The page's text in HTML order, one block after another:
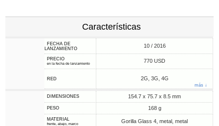
Características
FECHA DE
LANZAMIENTO
10 / 2016
PRECIO
en la fecha de lanzamiento 770 USD
RED 2G, 3G, 4G
más ↓
DIMENSIONES 154.7 x 75.7 x 8.5 mm
PESO 168 g
MATERIAL
frente, abajo, marco Gorilla Glass 4, metal, metal